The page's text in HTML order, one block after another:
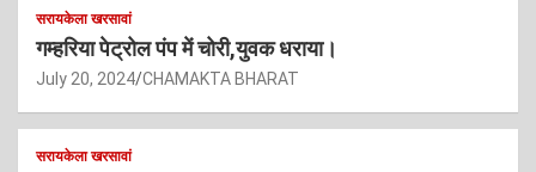
सरायकेला खरसावां
गम्हरिया पेट्रोल पंप में चोरी,युवक धराया।
July 20, 2024 CHAMAKTA BHARAT
सरायकेला खरसावां